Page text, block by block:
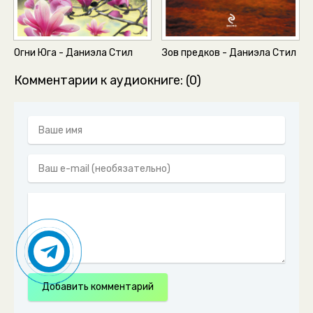
02_47_Сирина. Годы борьбы за выживание
02_48_Сирина. Годы борьбы за выживание
03_50_01_Ванесса и Чарли
03_51_Ванесса и Чарли
03_53_Ванесса и Чарли
03_54_02_Ванесса и Чарли
03_55_Ванесса и Чарли
03_56_Ванесса и Чарли
03_57_Ванесса и Чарли
Огни Юга - Даниэла Стил Зов предков - Даниэла Стил
Комментарии к аудиокниге: (0)
Добавить комментарий